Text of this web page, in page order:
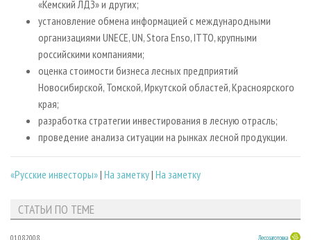
«Кемский ЛДЗ» и других;
установление обмена информацией с международными
организациями UNECE, UN, Stora Enso, ITTO, крупными
российскими компаниями;
оценка стоимости бизнеса лесных предприятий
Новосибирской, Томской, Иркутской областей, Красноярского
края;
разработка стратегии инвестирования в лесную отрасль;
проведение анализа ситуации на рынках лесной продукции.
«Русские инвесторы»| На заметку| На заметку
СТАТЬИ ПО ТЕМЕ
01.08.2008 Лесозаготовка